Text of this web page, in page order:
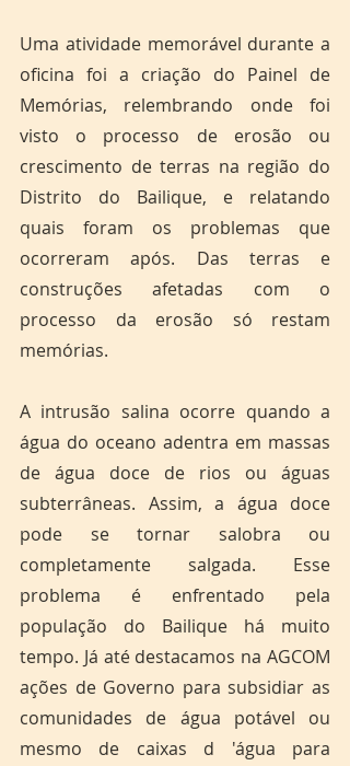
Uma atividade memorável durante a
oficina foi a criação do Painel de
Memórias, relembrando onde foi
visto o processo de erosão ou
crescimento de terras na região do
Distrito do Bailique, e relatando
quais foram os problemas que
ocorreram após. Das terras e
construções afetadas com o
processo da erosão só restam
memórias.
A intrusão salina ocorre quando a
água do oceano adentra em massas
de água doce de rios ou águas
subterrâneas. Assim, a água doce
pode se tornar salobra ou
completamente salgada. Esse
problema é enfrentado pela
população do Bailique há muito
tempo. Já até destacamos na AGCOM
ações de Governo para subsidiar as
comunidades de água potável ou
mesmo de caixas d 'água para